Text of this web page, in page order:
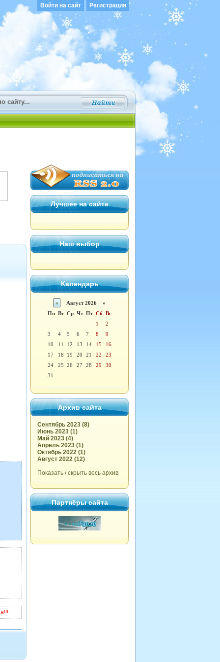
Войти на сайт Регистрация
Лучшее на сайте
Наш выбор
Календарь
«
Август 2026 »
Пн Вт Ср Чт Пт Сб Вс
1
2
3
4 5 6 7 8
9
10
11 12 13 14 15
16
17
18 19 20 21 22
23
24
25 26 27 28 29
30
31
Архив сайта
Сентябрь 2023 (8)
Июнь 2023 (1)
Май 2023 (4)
Апрель 2023 (1)
Октябрь 2022 (1)
Август 2022 (12)
Показать / скрыть весь архив
Партнёры сайта